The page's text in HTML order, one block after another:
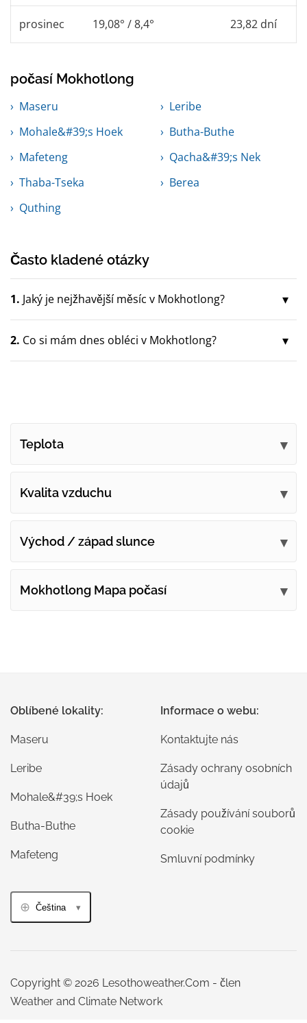
prosinec 19,08° / 8,4° 23,82 dní
počasí Mokhotlong
Maseru
Leribe
Mohale&#39;s Hoek
Butha-Buthe
Mafeteng
Qacha&#39;s Nek
Thaba-Tseka
Berea
Quthing
Často kladené otázky
1. Jaký je nejžhavější měsíc v Mokhotlong?
2. Co si mám dnes obléci v Mokhotlong?
Teplota
Kvalita vzduchu
Východ / západ slunce
Mokhotlong Mapa počasí
Oblíbené lokality:
Maseru
Leribe
Mohale&#39;s Hoek
Butha-Buthe
Mafeteng
Informace o webu:
Kontaktujte nás
Zásady ochrany osobních
údajů
Zásady používání souborů
cookie
Smluvní podmínky
Čeština
Copyright © 2026 Lesothoweather.Com - člen
Weather and Climate Network